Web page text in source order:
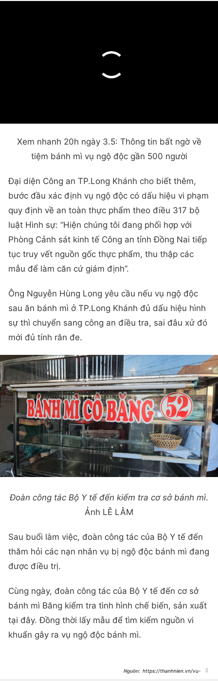
Xem nhanh 20h ngày 3.5: Thông tin bất ngờ về
tiệm bánh mì vụ ngộ độc gần 500 người
Đại diện Công an TP.Long Khánh cho biết thêm,
bước đầu xác định vụ ngộ độc có dấu hiệu vi phạm
quy định về an toàn thực phẩm theo điều 317 bộ
luật Hình sự: “Hiện chúng tôi đang phối hợp với
Phòng Cảnh sát kinh tế Công an tỉnh Đồng Nai tiếp
tục truy vết nguồn gốc thực phẩm, thu thập các
mẫu để làm căn cứ giám định”.
Ông Nguyễn Hùng Long yêu cầu nếu vụ ngộ độc
sau ăn bánh mì ở TP.Long Khánh đủ dấu hiệu hình
sự thì chuyển sang công an điều tra, sai đâu xử đó
mới đủ tính răn đe.
Đoàn công tác Bộ Y tế đến kiểm tra cơ sở bánh mì.
Ảnh LÊ LÂM
Sau buổi làm việc, đoàn công tác của Bộ Y tế đến
thăm hỏi các nạn nhân vụ bị ngộ độc bánh mì đang
được điều trị.
Cùng ngày, đoàn công tác của Bộ Y tế đến cơ sở
bánh mì Băng kiểm tra tình hình chế biến, sản xuất
tại đây. Đồng thời lấy mẫu để tìm kiếm nguồn vi
khuẩn gây ra vụ ngộ độc bánh mì.
https://thanhnien.vn/vu-